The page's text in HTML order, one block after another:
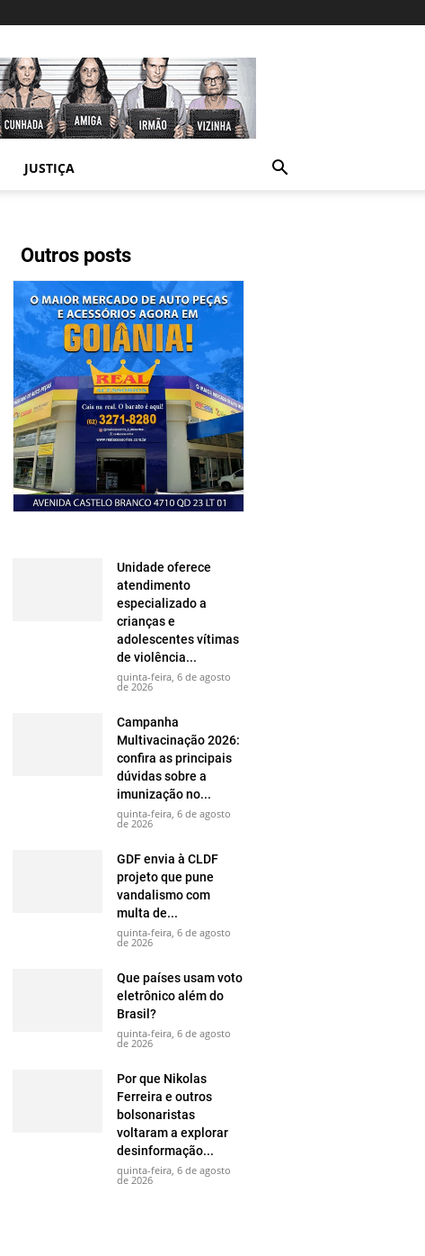
JUSTIÇA
Outros posts
Unidade oferece
atendimento
especializado a
crianças e
adolescentes vítimas
de violência...
quinta-feira, 6 de agosto
de 2026
Campanha
Multivacinação 2026:
confira as principais
dúvidas sobre a
imunização no...
quinta-feira, 6 de agosto
de 2026
GDF envia à CLDF
projeto que pune
vandalismo com
multa de...
quinta-feira, 6 de agosto
de 2026
Que países usam voto
eletrônico além do
Brasil?
quinta-feira, 6 de agosto
de 2026
Por que Nikolas
Ferreira e outros
bolsonaristas
voltaram a explorar
desinformação...
quinta-feira, 6 de agosto
de 2026